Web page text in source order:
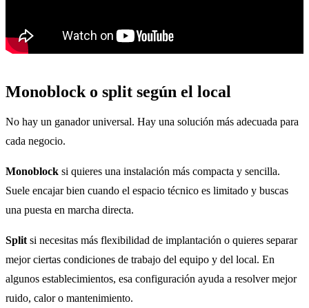
Monoblock o split según el local
No hay un ganador universal. Hay una solución más adecuada para
cada negocio.
Monoblock si quieres una instalación más compacta y sencilla.
Suele encajar bien cuando el espacio técnico es limitado y buscas
una puesta en marcha directa.
Split si necesitas más flexibilidad de implantación o quieres separar
mejor ciertas condiciones de trabajo del equipo y del local. En
algunos establecimientos, esa configuración ayuda a resolver mejor
ruido, calor o mantenimiento.